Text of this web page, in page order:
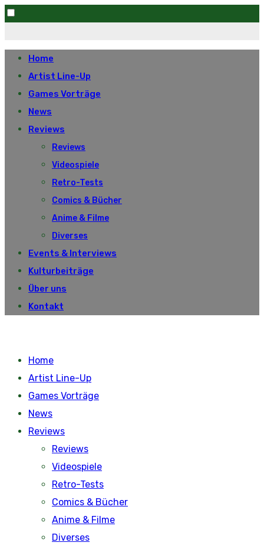
to
content
Home
Artist Line-Up
Games Vorträge
News
Reviews
Reviews
Videospiele
Retro-Tests
Comics & Bücher
Anime & Filme
Diverses
Events & Interviews
Kulturbeiträge
Über uns
Kontakt
Home
Artist Line-Up
Games Vorträge
News
Reviews
Reviews
Videospiele
Retro-Tests
Comics & Bücher
Anime & Filme
Diverses